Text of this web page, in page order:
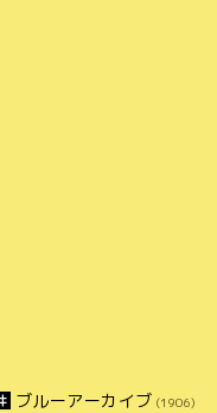
ブルーアーカイブ (1906)